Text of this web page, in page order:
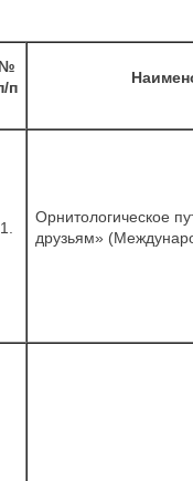
№
п
1.
Орнитологическое
друзьям»